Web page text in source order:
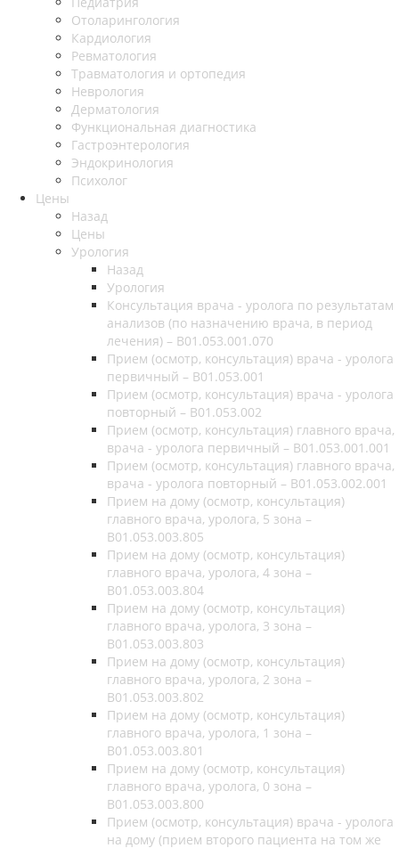
Отоларингология
Кардиология
Ревматология
Травматология и ортопедия
Неврология
Дерматология
Функциональная диагностика
Гастроэнтерология
Эндокринология
Психолог
Цены
Назад
Цены
Урология
Назад
Урология
Консультация врача - уролога по результатам
анализов (по назначению врача, в период
лечения) – B01.053.001.070
Прием (осмотр, консультация) врача - уролога
первичный – B01.053.001
Прием (осмотр, консультация) врача - уролога
повторный – B01.053.002
Прием (осмотр, консультация) главного врача,
врача - уролога первичный – B01.053.001.001
Прием (осмотр, консультация) главного врача,
врача - уролога повторный – B01.053.002.001
Прием на дому (осмотр, консультация)
главного врача, уролога, 5 зона –
B01.053.003.805
Прием на дому (осмотр, консультация)
главного врача, уролога, 4 зона –
B01.053.003.804
Прием на дому (осмотр, консультация)
главного врача, уролога, 3 зона –
B01.053.003.803
Прием на дому (осмотр, консультация)
главного врача, уролога, 2 зона –
B01.053.003.802
Прием на дому (осмотр, консультация)
главного врача, уролога, 1 зона –
B01.053.003.801
Прием на дому (осмотр, консультация)
главного врача, уролога, 0 зона –
B01.053.003.800
Прием (осмотр, консультация) врача - уролога
на дому (прием второго пациента на том же